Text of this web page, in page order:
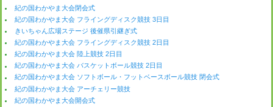
紀の国わかやま大会閉会式
紀の国わかやま大会 フライングディスク競技 3日目
きいちゃん広場ステージ 後催県引継ぎ式
紀の国わかやま大会 フライングディスク競技 2日目
紀の国わかやま大会 陸上競技 2日目
紀の国わかやま大会 バスケットボール競技 2日目
紀の国わかやま大会 ソフトボール・フットベースボール競技 閉会式
紀の国わかやま大会 アーチェリー競技
紀の国わかやま大会開会式